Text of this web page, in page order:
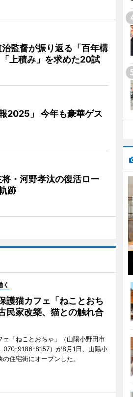
監督が振り返る「百年構
上積み」を求めた20試
2025」 今年も豪華ゲス
・河野孝汰の復活ロー
跡
く
護猫カフェ「ねことおち
家改築、猫との触れ合
ェ「ねことおちゃ」（山陽小野田市
070-9186-8157）が8月1日、山陽小
の住宅街にオープンした。